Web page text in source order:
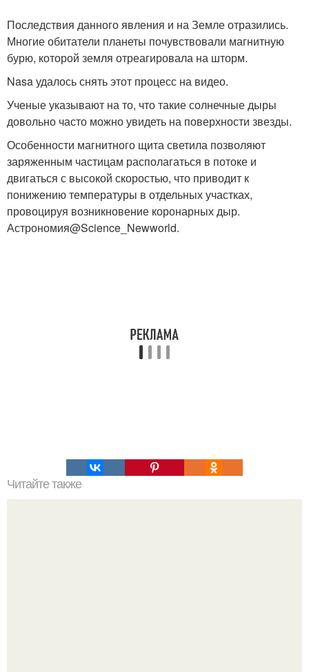
Последствия данного явления и на Земле отразились.
Многие обитатели планеты почувствовали магнитную
бурю, которой земля отреагировала на шторм.
Nasa удалось снять этот процесс на видео.
Ученые указывают на то, что такие солнечные дыры
довольно часто можно увидеть на поверхности звезды.
Особенности магнитного щита светила позволяют
заряженным частицам располагаться в потоке и
двигаться с высокой скоростью, что приводит к
понижению температуры в отдельных участках,
провоцируя возникновение коронарных дыр.
Астрономия@Science_Newworld.
Читайте также